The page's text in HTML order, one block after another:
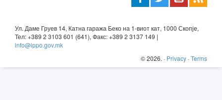
Ул. Даме Груев 14, Катна гаража Беко на 1-виот кат, 1000 Скопје,
Тел: +389 2 3103 601 (641), Факс: +389 2 3137 149 |
info@ippo.gov.mk
©2026. · Privacy ·Terms